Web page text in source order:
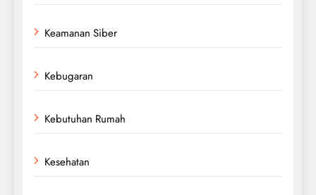
Keamanan Siber
Kebugaran
Kebutuhan Rumah
Kesehatan